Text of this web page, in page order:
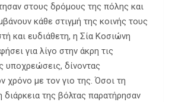
στους δρόμους της πόλης και
κάθε στιγμή της κοινής τους
και ευδιάθετη, η Σία Κοσιώνη
για λίγο στην άκρη τις
υποχρεώσεις, δίνοντας
χρόνο με τον γιο της. Όσοι τη
διάρκεια της βόλτας παρατήρησαν